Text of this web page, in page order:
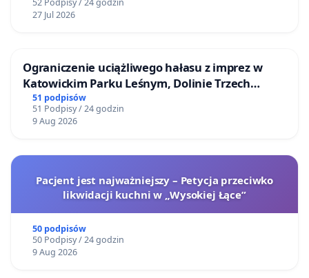
52 Podpisy / 24 godzin
27 Jul 2026
Ograniczenie uciążliwego hałasu z imprez w
Katowickim Parku Leśnym, Dolinie Trzech
Stawów i na Lotnisku Muchowiec
51 podpisów
51 Podpisy / 24 godzin
9 Aug 2026
Pacjent jest najważniejszy – Petycja przeciwko
likwidacji kuchni w „Wysokiej Łące”
50 podpisów
50 Podpisy / 24 godzin
9 Aug 2026